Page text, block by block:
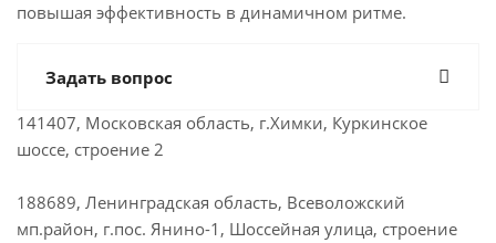
повышая эффективность в динамичном ритме.
Задать вопрос
141407, Московская область, г.Химки, Куркинское
шоссе, строение 2
188689, Ленинградская область, Всеволожский
мп.район, г.пос. Янино-1, Шоссейная улица, строение